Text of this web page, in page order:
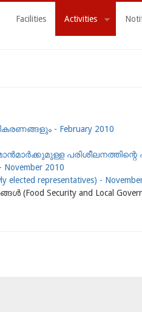
Facilities Activities
- February 2010
പരിശീലനത്തിന്റെ
November 2010
representatives) -
and Local